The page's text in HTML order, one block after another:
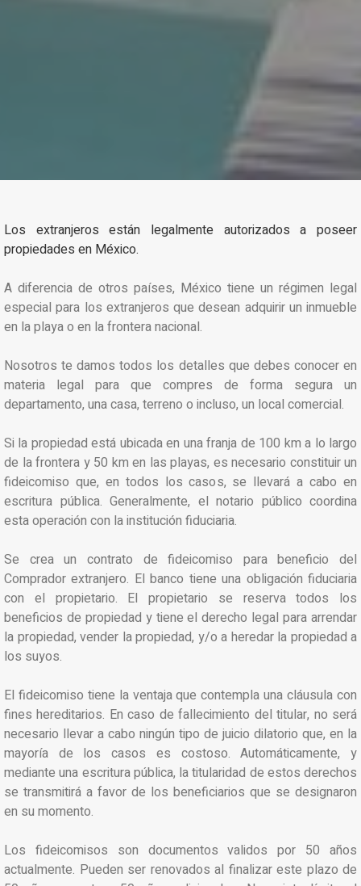
Los extranjeros están legalmente autorizados a poseer
propiedades en México.
A diferencia de otros países, México tiene un régimen legal
especial para los extranjeros que desean adquirir un inmueble
en la playa o en la frontera nacional.
Nosotros te damos todos los detalles que debes conocer en
materia legal para que compres de forma segura un
departamento, una casa, terreno o incluso, un local comercial.
Si la propiedad está ubicada en una franja de 100 km a lo largo
de la frontera y 50 km en las playas, es necesario constituir un
fideicomiso que, en todos los casos, se llevará a cabo en
escritura pública. Generalmente, el notario público coordina
esta operación con la institución fiduciaria.
Se crea un contrato de fideicomiso para beneficio del
Comprador extranjero. El banco tiene una obligación fiduciaria
con el propietario. El propietario se reserva todos los
beneficios de propiedad y tiene el derecho legal para arrendar
la propiedad, vender la propiedad, y/o a heredar la propiedad a
los suyos.
El fideicomiso tiene la ventaja que contempla una cláusula con
fines hereditarios. En caso de fallecimiento del titular, no será
necesario llevar a cabo ningún tipo de juicio dilatorio que, en la
mayoría de los casos es costoso. Automáticamente, y
mediante una escritura pública, la titularidad de estos derechos
se transmitirá a favor de los beneficiarios que se designaron
en su momento.
Los fideicomisos son documentos validos por 50 años
actualmente. Pueden ser renovados al finalizar este plazo de